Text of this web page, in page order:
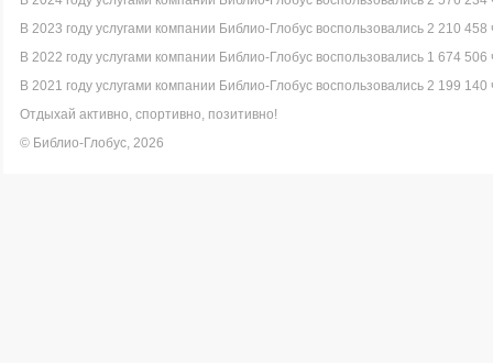
В 2023 году услугами компании Библио-Глобус воспользовались 2 210 458
В 2022 году услугами компании Библио-Глобус воспользовались 1 674 506
В 2021 году услугами компании Библио-Глобус воспользовались 2 199 140
Отдыхай активно, спортивно, позитивно!
© Библио-Глобус, 2026